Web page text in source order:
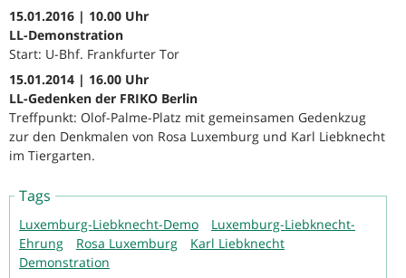
15.01.2016 | 10.00 Uhr
LL-Demonstration
Start: U-Bhf. Frankfurter Tor
15.01.2014 | 16.00 Uhr
LL-Gedenken der FRIKO Berlin
Treffpunkt: Olof-Palme-Platz mit gemeinsamen Gedenkzug
zur den Denkmalen von Rosa Luxemburg und Karl Liebknecht
im Tiergarten.
Tags
Luxemburg-Liebknecht-Demo
Luxemburg-Liebknecht-
Ehrung
Rosa Luxemburg
Karl Liebknecht
Demonstration